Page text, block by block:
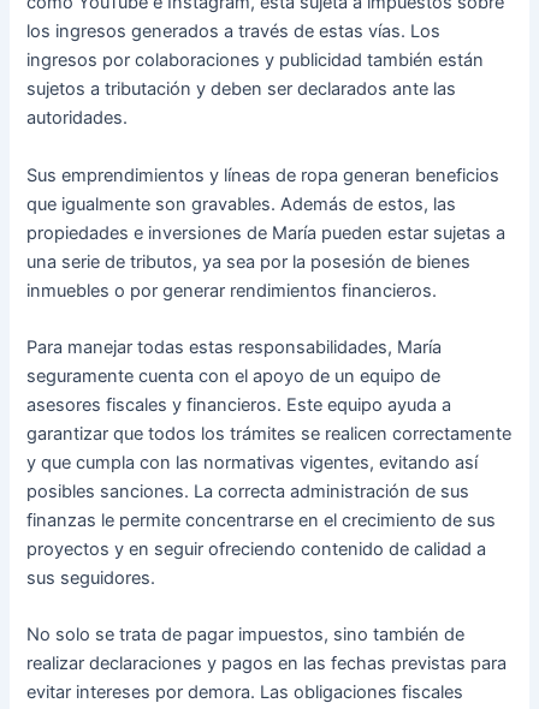
los ingresos generados a través de estas vías. Los
ingresos por colaboraciones y publicidad también están
sujetos a tributación y deben ser declarados ante las
autoridades.
Sus emprendimientos y líneas de ropa generan beneficios
que igualmente son gravables. Además de estos, las
propiedades e inversiones de María pueden estar sujetas a
una serie de tributos, ya sea por la posesión de bienes
inmuebles o por generar rendimientos financieros.
Para manejar todas estas responsabilidades, María
seguramente cuenta con el apoyo de un equipo de
asesores fiscales y financieros. Este equipo ayuda a
garantizar que todos los trámites se realicen correctamente
y que cumpla con las normativas vigentes, evitando así
posibles sanciones. La correcta administración de sus
finanzas le permite concentrarse en el crecimiento de sus
proyectos y en seguir ofreciendo contenido de calidad a
sus seguidores.
No solo se trata de pagar impuestos, sino también de
realizar declaraciones y pagos en las fechas previstas para
evitar intereses por demora. Las obligaciones fiscales